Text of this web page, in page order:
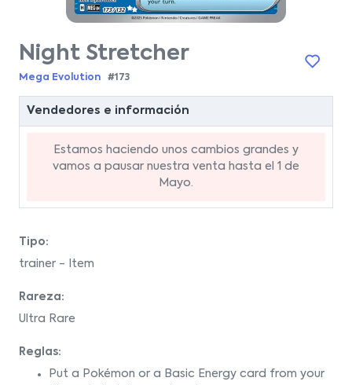
Night Stretcher
Mega Evolution #173
Vendedores e información
Estamos haciendo unos cambios grandes y
vamos a pausar nuestra venta hasta el 1 de
Mayo.
Tipo:
trainer - Item
Rareza:
Ultra Rare
Reglas:
Put a Pokémon or a Basic Energy card from your